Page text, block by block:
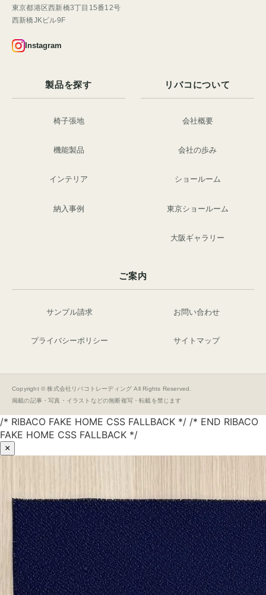
東京都港区西新橋3丁目15番12号
西新橋JKビル9F
Instagram
製品を探す
椅子張地
機能製品
インテリア
納入事例
リバコについて
会社概要
会社の歩み
ショールーム
東京ショールーム
大阪ギャラリー
ご案内
サンプル請求 お問い合わせ
プライバシーポリシー サイトマップ
Copyright © 株式会社リバコトレーディング All Rights Reserved.
掲載の記事・写真・イラストなどの無断複写・転載を禁じます
/* RIBACO FAKE HOME CSS FALLBACK */ /* END RIBACO
FAKE HOME CSS FALLBACK */
×